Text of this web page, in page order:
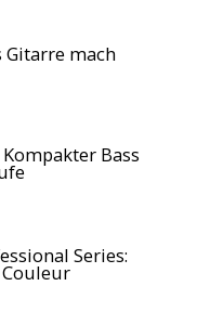
Gitarre mach
Bass
Series: